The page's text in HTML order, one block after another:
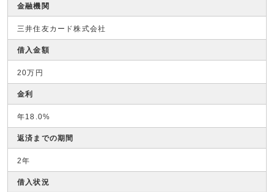
金融機関
三井住友カード株式会社
借入金額
20万円
金利
年18.0%
返済までの期間
2年
借入状況